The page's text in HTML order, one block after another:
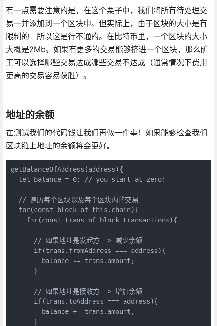
有一点需要注意的是，在这个栗子中，我们将所有待处理交
易一并添加到一个区块中。但实际上，由于区块的大小是有
限制的，所以这是行不通的。在比特币里，一个区块的大小
大概是2Mb。如果有更多的交易能够挤进一个区块，那么矿
工可以选择哪些交易达成哪些交易不达成（通常情况下费用
更高的交易容易获胜）。
地址的余额
在测试我们的代码钱让我们再做一件事！如果能够检查我们
区块链上地址的余额将会更好。
getBalanceOfAddress(address){
  let balance = 0; // you start at zero!
  // 遍历每个区块以及每个区块内的交易
  for(const block of this.chain){
    for(const trans of block.transactions){
      // 如果地址是发起方 -> 减少余额
      if(trans.fromAddress === address){
        balance -= trans.amount;
      }
      // 如果地址是接收方 -> 增加余额
      if(trans.toAddress === address){
        balance += trans.amount;
      }